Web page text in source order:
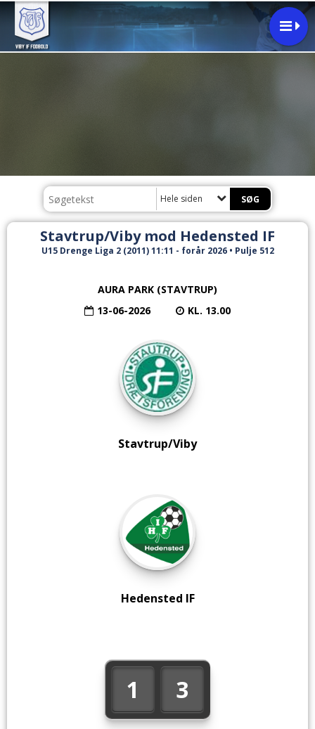
Hele siden
Stavtrup/Viby mod Hedensted IF
U15 Drenge Liga 2 (2011) 11:11 - forår 2026 • Pulje 512
AURA PARK (STAVTRUP)
13-06-2026
KL. 13.00
Stavtrup/Viby
1 3
Hedensted IF